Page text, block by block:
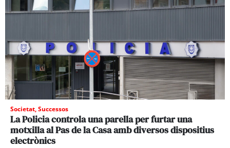
Societat,Successos
La Policia controla una parella per furtar una
motxilla al Pas de la Casa amb diversos dispositius
electrònics